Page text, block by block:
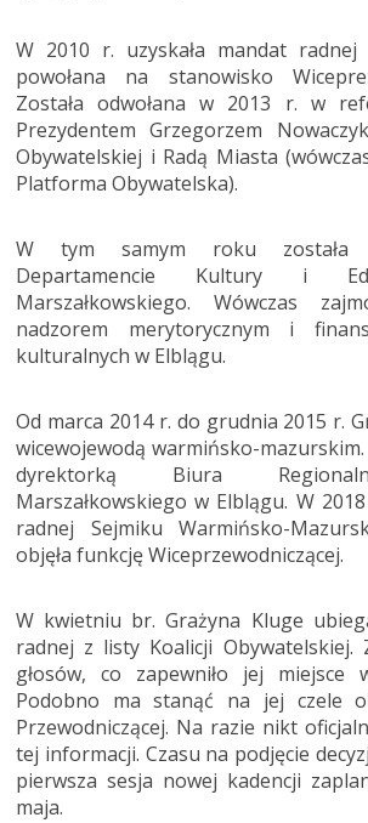
W 2010 r. uzyskała mandat radnej
powołana na stanowisko
Została odwołana w 2013 r. w
Prezydentem Grzegorzem
Obywatelskiej i Radą Miasta
Platforma Obywatelska).
W tym samym roku została
Departamencie Kultury i
Marszałkowskiego. Wówczas
nadzorem merytorycznym i
kulturalnych w Elblągu.
Od marca 2014 r. do grudnia 2015 r.
wicewojewodą warmińsko-mazurskim.
dyrektorką Biura
Marszałkowskiego w Elblągu. W
radnej Sejmiku Warmińsko-
objęła funkcję Wiceprzewodniczącej.
W kwietniu br. Grażyna Kluge
radnej z listy Koalicji Obywatelskiej.
głosów, co zapewniło jej miejsce
Podobno ma stanąć na jej czele
Przewodniczącej. Na razie nikt
tej informacji. Czasu na podjęcie
pierwsza sesja nowej kadencji
maja.